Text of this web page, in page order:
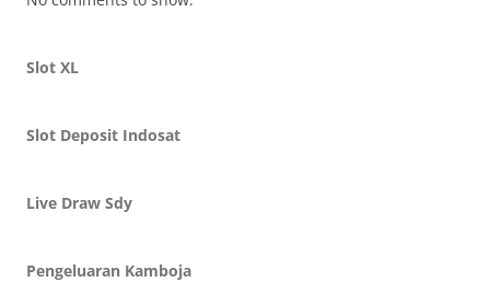
Slot XL
Slot Deposit Indosat
Live Draw Sdy
Pengeluaran Kamboja